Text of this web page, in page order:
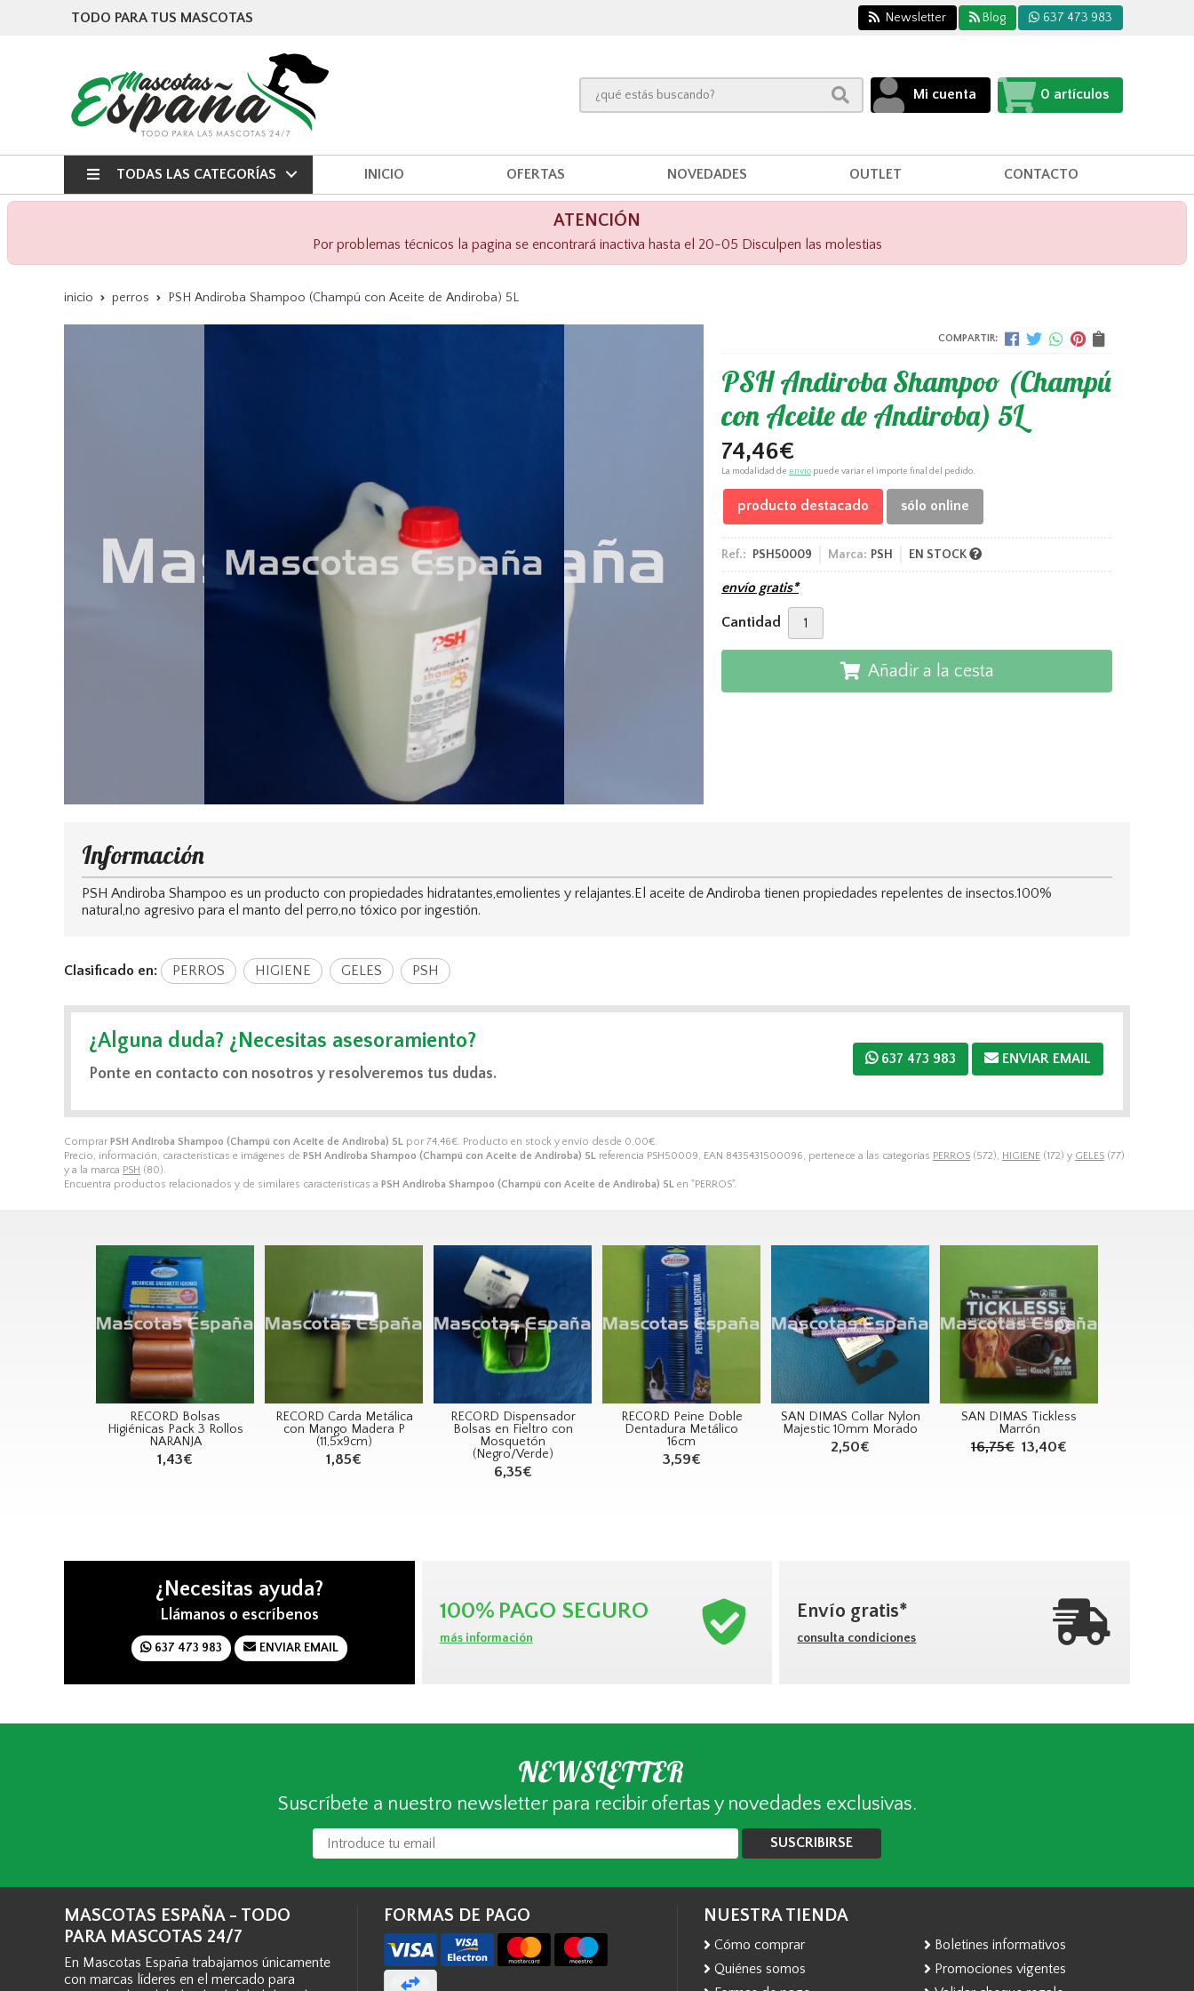
TODO PARA TUS MASCOTAS Newsletter Blog 637 473 983
Mi cuenta 0 artículos
TODAS LAS CATEGORÍAS INICIO OFERTAS NOVEDADES OUTLET CONTACTO
ATENCIÓN
Por problemas técnicos la pagina se encontrará inactiva hasta el 20-05 Disculpen las molestias
inicio perros PSH Andiroba Shampoo (Champú con Aceite de Andiroba) 5L
COMPARTIR:
PSH Andiroba Shampoo (Champú
con Aceite de Andiroba) 5L
74,46€
La modalidad de envío puede variar el importe final del pedido.
producto destacado sólo online
Ref.: PSH50009 Marca: PSH EN STOCK
envío gratis*
Cantidad
Añadir a la cesta
Comprar PSH Andiroba Shampoo (Champú con Aceite de Andiroba) 5L por 74,46€. Producto en stock y envío desde 0,00€.
Precio, información, características e imágenes de PSH Andiroba Shampoo (Champú con Aceite de Andiroba) 5L referencia PSH50009, EAN 8435431500096, pertenece a las categorías PERROS (572), HIGIENE (172) y GELES (77)
y a la marca PSH (80).
Encuentra productos relacionados y de similares características a PSH Andiroba Shampoo (Champú con Aceite de Andiroba) 5L en "PERROS".
Información
PSH Andiroba Shampoo es un producto con propiedades hidratantes,emolientes y relajantes.El aceite de Andiroba tienen propiedades repelentes de insectos.100%
natural,no agresivo para el manto del perro,no tóxico por ingestión.
Clasificado en: PERROS HIGIENE GELES PSH
¿Alguna duda? ¿Necesitas asesoramiento?
Ponte en contacto con nosotros y resolveremos tus dudas.
637 473 983 ENVIAR EMAIL
RECORD Bolsas
Higiénicas Pack 3 Rollos
NARANJA
1,43€
RECORD Carda Metálica
con Mango Madera P
(11,5x9cm)
1,85€
RECORD Dispensador
Bolsas en Fieltro con
Mosquetón
(Negro/Verde)
6,35€
RECORD Peine Doble
Dentadura Metálico
16cm
3,59€
SAN DIMAS Collar Nylon
Majestic 10mm Morado
2,50€
SAN DIMAS Tickless
Marrón
16,75€ 13,40€
¿Necesitas ayuda?
Llámanos o escríbenos
637 473 983 ENVIAR EMAIL
100% PAGO SEGURO
más información
Envío gratis*
consulta condiciones
NEWSLETTER
Suscríbete a nuestro newsletter para recibir ofertas y novedades exclusivas.
SUSCRIBIRSE
MASCOTAS ESPAÑA - TODO
PARA MASCOTAS 24/7
En Mascotas España trabajamos únicamente
con marcas líderes en el mercado para
FORMAS DE PAGO NUESTRA TIENDA
Cómo comprar
Quiénes somos
Boletines informativos
Promociones vigentes